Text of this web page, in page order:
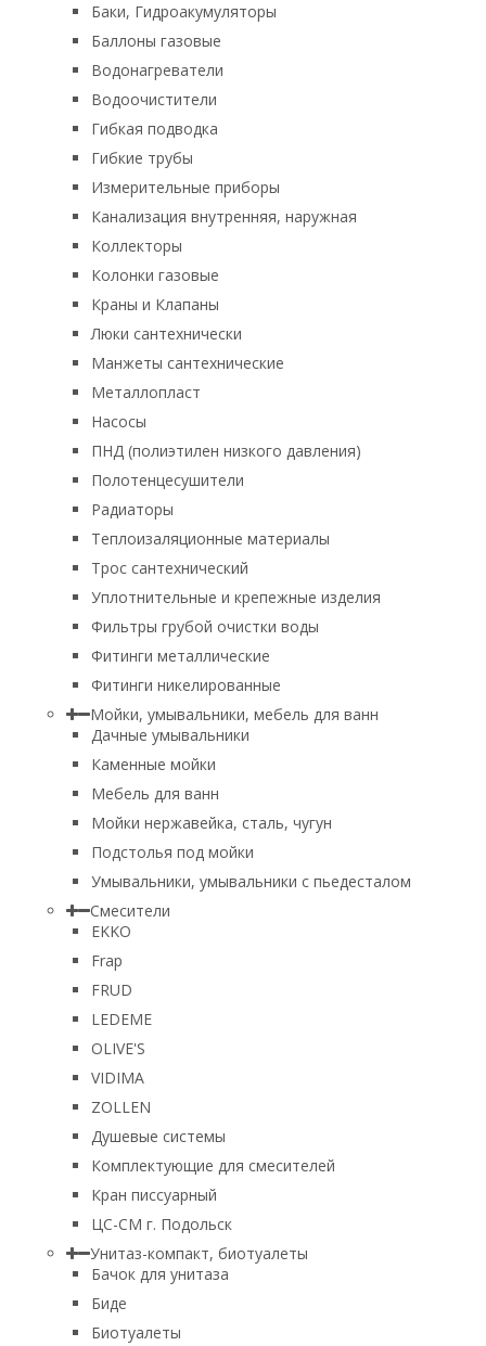
Баки, Гидроакумуляторы
Баллоны газовые
Водонагреватели
Водоочистители
Гибкая подводка
Гибкие трубы
Измерительные приборы
Канализация внутренняя, наружная
Коллекторы
Колонки газовые
Краны и Клапаны
Люки сантехнически
Манжеты сантехнические
Металлопласт
Насосы
ПНД (полиэтилен низкого давления)
Полотенцесушители
Радиаторы
Теплоизаляционные материалы
Трос сантехнический
Уплотнительные и крепежные изделия
Фильтры грубой очистки воды
Фитинги металлические
Фитинги никелированные
Мойки, умывальники, мебель для ванн
Дачные умывальники
Каменные мойки
Мебель для ванн
Мойки нержавейка, сталь, чугун
Подстолья под мойки
Умывальники, умывальники с пьедесталом
Смесители
EKKO
Frap
FRUD
LEDEME
OLIVE'S
VIDIMA
ZOLLEN
Душевые системы
Комплектующие для смесителей
Кран писсуарный
ЦС-СМ г. Подольск
Унитаз-компакт, биотуалеты
Бачок для унитаза
Биде
Биотуалеты